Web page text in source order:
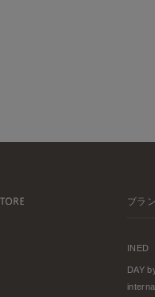
ブラ
INED
DAY